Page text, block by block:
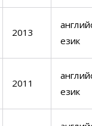
2013
език
2011
език